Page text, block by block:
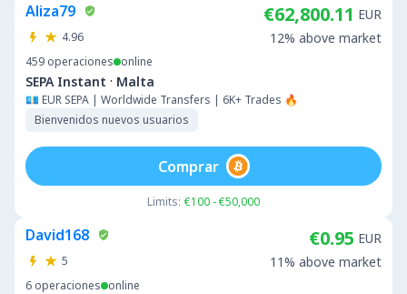
Aliza79
4.96
459 operaciones online
SEPA Instant · Malta
💶 EUR SEPA | Worldwide Transfers | 6K+ Trades 🔥
Bienvenidos nuevos usuarios
€62,800.11 EUR
12% above market
Limits: €100 - €50,000
Comprar
David168
5
6 operaciones online
€0.95 EUR
11% above market